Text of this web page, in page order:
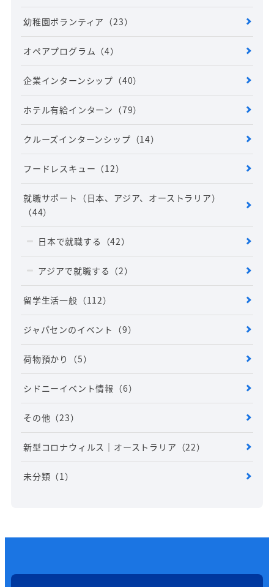
幼稚園ボランティア （23）
オペアプログラム （4）
企業インターンシップ （40）
ホテル有給インターン （79）
クルーズインターンシップ （14）
フードレスキュー （12）
就職サポート（日本、アジア、オーストラリア）
（44）
日本で就職する （42）
アジアで就職する （2）
留学生活一般 （112）
ジャパセンのイベント （9）
荷物預かり （5）
シドニーイベント情報 （6）
その他 （23）
新型コロナウィルス｜オーストラリア （22）
未分類 （1）